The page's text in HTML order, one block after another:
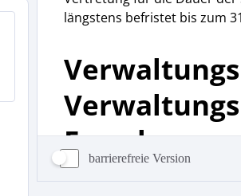
barrierefreie Version